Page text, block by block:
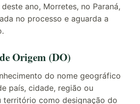
ano, Morretes, no Paraná,
no processo e aguarda a
Origem (DO)
do nome geográfico
país, cidade, região ou
território como designação do